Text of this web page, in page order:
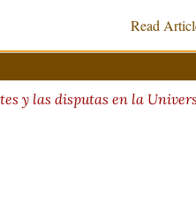
Read
y las disputas en la